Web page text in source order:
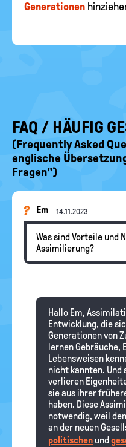
Generationen
FAQ / HÄUFIG
(Frequently Asked
englische
Fragen")
Em 14.11.2023
Was sind Vorteile und
Assimilierung?
Hallo Em,
Entwicklung, die
Generationen von
lernen Gebräuche,
Lebensweisen
nicht kannten. Und
verlieren
sie aus ihrer
haben. Diese
notwendig, weil
an der neuen
politischen und